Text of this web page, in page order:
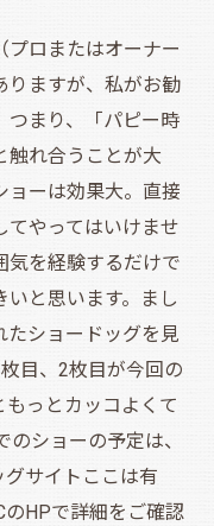
ロまたはオーナー
りますが、私がお勧
つまり、「パピー時
触れ合うことが大
ョーは効果大。直接
てやってはいけませ
気を経験するだけで
と思います。まし
たショードッグを見
目、2枚目が今回の
っとカッコよくて
ショーの予定は、
サイトここは有
HPで詳細をご確認